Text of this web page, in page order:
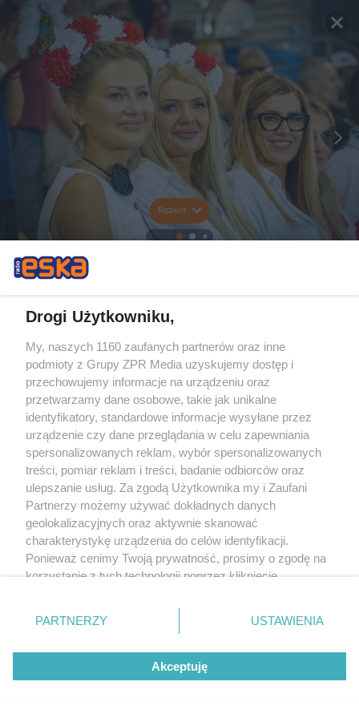
Rozwiń
Drogi Użytkowniku,
My, naszych 1160 zaufanych partnerów oraz inne
podmioty z Grupy ZPR Media uzyskujemy dostęp i
przechowujemy informacje na urządzeniu oraz
przetwarzamy dane osobowe, takie jak unikalne
identyfikatory, standardowe informacje wysyłane przez
urządzenie czy dane przeglądania w celu zapewniania
spersonalizowanych reklam, wybór spersonalizowanych
treści, pomiar reklam i treści, badanie odbiorców oraz
ulepszanie usług. Za zgodą Użytkownika my i Zaufani
Partnerzy możemy używać dokładnych danych
geolokalizacyjnych oraz aktywnie skanować
charakterystykę urządzenia do celów identyfikacji.
Ponieważ cenimy Twoją prywatność, prosimy o zgodę na
korzystanie z tych technologii poprzez kliknięcie
zmienić/wycofać klikając przycisk ustawień prywatności
znajdujący się w lewym dolnym rogu strony
rodzaje przetwarzania danych nie wymagają zgody
użytkownika, ale masz prawo sprzeciwić się takiemu
przetwarzaniu. Preferencje będą miały zastosowanie tylko
PARTNERZY USTAWIENIA
Akceptuję